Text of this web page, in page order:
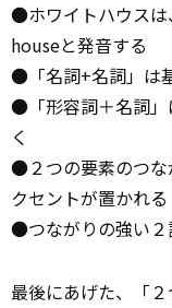
●ホワイトハウスは
houseと発音する
●「名詞+名詞」は
●「形容詞＋名詞」
く
●２つの要素のつな
クセントが置かれる
●つながりの強い２
最後にあげた、「